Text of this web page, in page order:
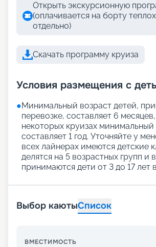
Открыть экскурсионную
(оплачивается на борту
отдельно)
Скачать программу круиза
Условия размещения с
●Минимальный возраст детей,
перевозке, составляет 6
некоторых круизах минимальный
составляет 1 год. Уточняйте у
всех лайнерах имеются детские
делятся на 5 возрастных групп и
принимаются дети от 3 до 17 лет
Выбор каютыСписок
ВМЕСТИМОСТЬ